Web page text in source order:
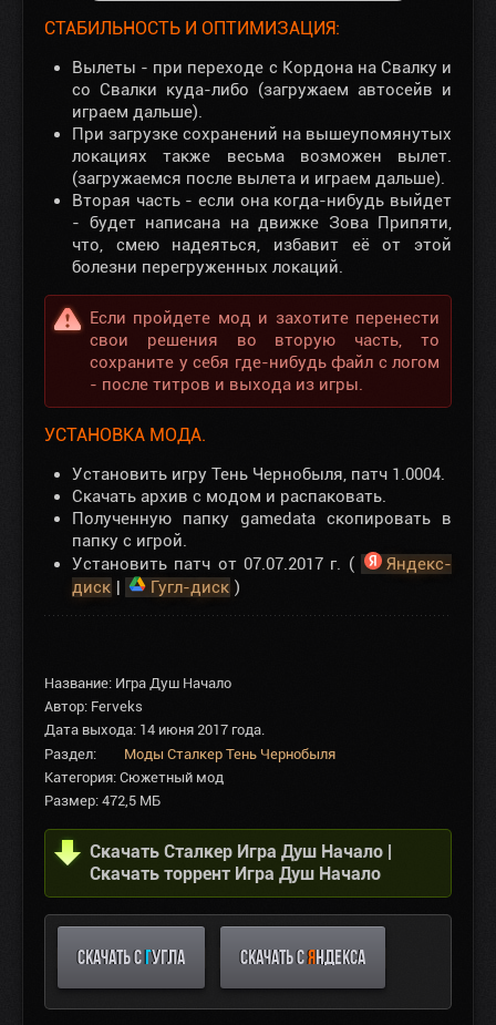
СТАБИЛЬНОСТЬ И ОПТИМИЗАЦИЯ:
Вылеты - при переходе с Кордона на Свалку и
со Свалки куда-либо (загружаем автосейв и
играем дальше).
При загрузке сохранений на вышеупомянутых
локациях также весьма возможен вылет.
(загружаемся после вылета и играем дальше).
Вторая часть - если она когда-нибудь выйдет
- будет написана на движке Зова Припяти,
что, смею надеяться, избавит её от этой
болезни перегруженных локаций.
Если пройдете мод и захотите перенести
свои решения во вторую часть, то
сохраните у себя где-нибудь файл с логом
- после титров и выхода из игры.
УСТАНОВКА МОДА.
Установить игру Тень Чернобыля, патч 1.0004.
Скачать архив с модом и распаковать.
Полученную папку gamedata скопировать в
папку с игрой.
Установить патч от 07.07.2017 г. (
Яндекс-
диск | Гугл-диск )
Название: Игра Душ Начало
Автор: Ferveks
Дата выхода: 14 июня 2017 года.
Раздел:
Моды Сталкер Тень Чернобыля
Категория: Сюжетный мод
Размер: 472,5 МБ
Скачать Сталкер Игра Душ Начало |
Скачать торрент Игра Душ Начало
СКАЧАТЬ С ГУГЛА СКАЧАТЬ СЯ НДЕКСА